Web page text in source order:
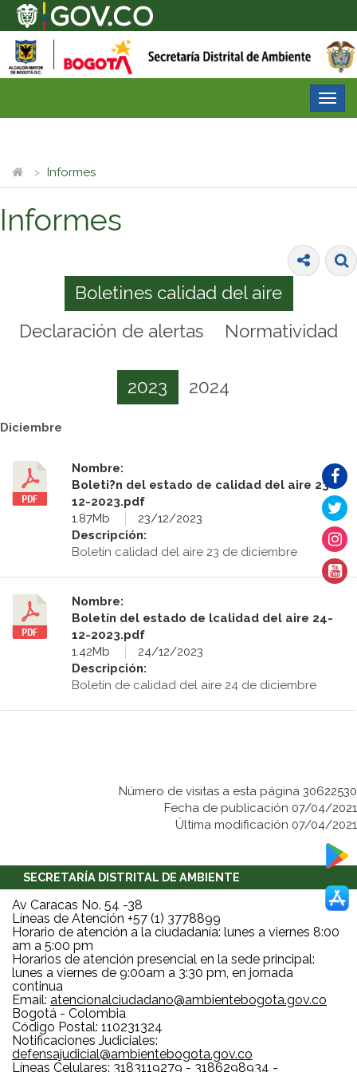
Informes
Informes
Boletines calidad del aire
Declaración de alertas
Normatividad
2023 2024
Diciembre
Nombre:
Boleti?n del estado de calidad del aire 23-
12-2023.pdf
1.87Mb
23/12/2023
Descripción:
Boletín calidad del aire 23 de diciembre
Nombre:
Boletín del estado de lcalidad del aire 24-
12-2023.pdf
1.42Mb
24/12/2023
Descripción:
Boletín de calidad del aire 24 de diciembre
Número de visitas a esta página 30622530
Fecha de publicación 07/04/2021
Última modificación 07/04/2021
SECRETARÍA DISTRITAL DE AMBIENTE
Av Caracas No. 54 -38
Líneas de Atención +57 (1) 3778899
Horario de atención a la ciudadanía: lunes a viernes 8:00
am a 5:00 pm
Horarios de atención presencial en la sede principal:
lunes a viernes de 9:00am a 3:30 pm, en jornada
continua
Email: atencionalciudadano@ambientebogota.gov.co
Bogotá - Colombia
Código Postal: 110231324
Notificaciones Judiciales:
defensajudicial@ambientebogota.gov.co
Líneas Celulares: 3183119279 - 3186298934 -